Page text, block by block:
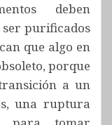
deben
ser purificados
que algo en
porque
a un
una ruptura